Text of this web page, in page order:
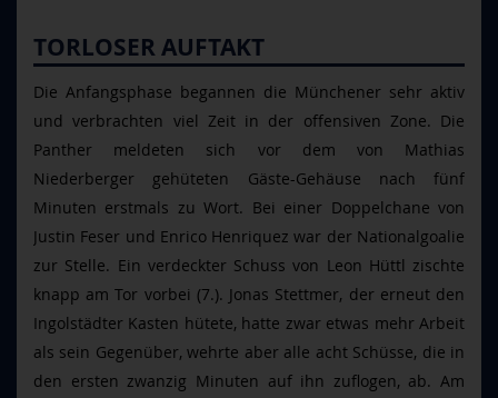
TORLOSER AUFTAKT
Die Anfangsphase begannen die Münchener sehr aktiv
und verbrachten viel Zeit in der offensiven Zone. Die
Panther meldeten sich vor dem von Mathias
Niederberger gehüteten Gäste-Gehäuse nach fünf
Minuten erstmals zu Wort. Bei einer Doppelchane von
Justin Feser und Enrico Henriquez war der Nationalgoalie
zur Stelle. Ein verdeckter Schuss von Leon Hüttl zischte
knapp am Tor vorbei (7.). Jonas Stettmer, der erneut den
Ingolstädter Kasten hütete, hatte zwar etwas mehr Arbeit
als sein Gegenüber, wehrte aber alle acht Schüsse, die in
den ersten zwanzig Minuten auf ihn zuflogen, ab. Am